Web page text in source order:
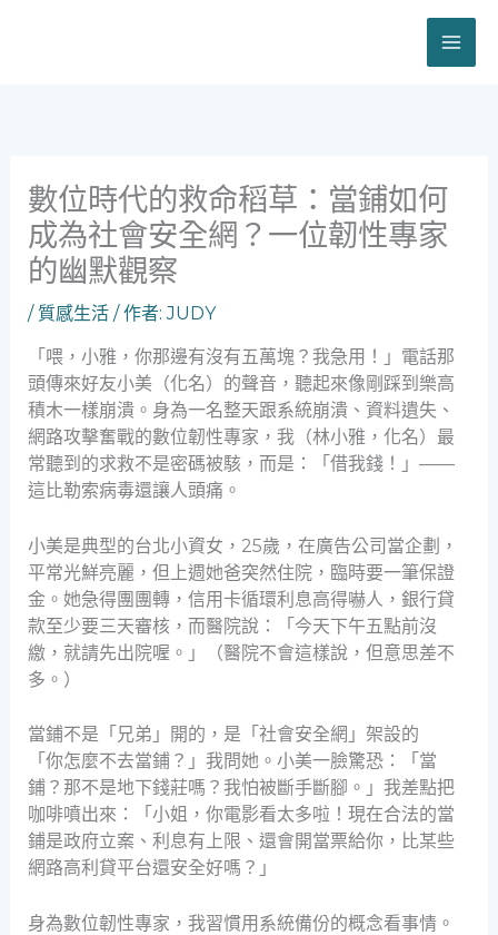
數位時代的救命稻草：當鋪如何
成為社會安全網？一位韌性專家
的幽默觀察
/ 質感生活/ 作者:JUDY
「喂，小雅，你那邊有沒有五萬塊？我急用！」電話那
頭傳來好友小美（化名）的聲音，聽起來像剛踩到樂高
積木一樣崩潰。身為一名整天跟系統崩潰、資料遺失、
網路攻擊奮戰的數位韌性專家，我（林小雅，化名）最
常聽到的求救不是密碼被駭，而是：「借我錢！」——
這比勒索病毒還讓人頭痛。
小美是典型的台北小資女，25歲，在廣告公司當企劃，
平常光鮮亮麗，但上週她爸突然住院，臨時要一筆保證
金。她急得團團轉，信用卡循環利息高得嚇人，銀行貸
款至少要三天審核，而醫院說：「今天下午五點前沒
繳，就請先出院喔。」（醫院不會這樣說，但意思差不
多。）
當鋪不是「兄弟」開的，是「社會安全網」架設的
「你怎麼不去當鋪？」我問她。小美一臉驚恐：「當
鋪？那不是地下錢莊嗎？我怕被斷手斷腳。」我差點把
咖啡噴出來：「小姐，你電影看太多啦！現在合法的當
鋪是政府立案、利息有上限、還會開當票給你，比某些
網路高利貸平台還安全好嗎？」
身為數位韌性專家，我習慣用系統備份的概念看事情。